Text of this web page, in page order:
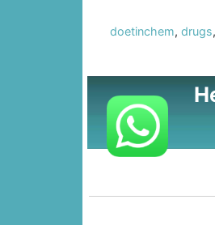
doetinchem, drugs,